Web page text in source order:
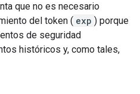
que no es necesario
del token ( exp ) porque
de seguridad
históricos y, como tales,